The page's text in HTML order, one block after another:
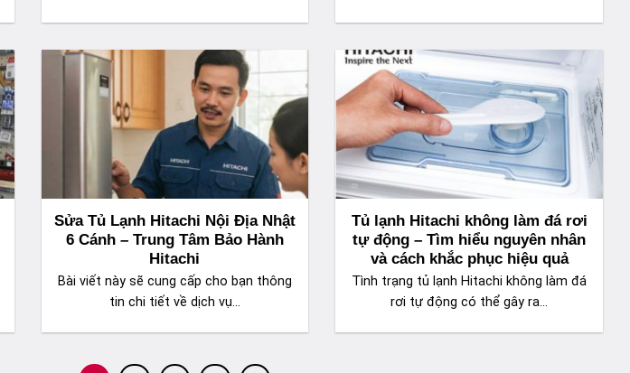
Sửa Tủ Lạnh Hitachi Nội Địa Nhật
6 Cánh – Trung Tâm Bảo Hành
Hitachi
Bài viết này sẽ cung cấp cho bạn thông
tin chi tiết về dịch vụ...
Tủ lạnh Hitachi không làm đá rơi
tự động – Tìm hiểu nguyên nhân
và cách khắc phục hiệu quả
Tình trạng tủ lạnh Hitachi không làm đá
rơi tự động có thể gây ra...